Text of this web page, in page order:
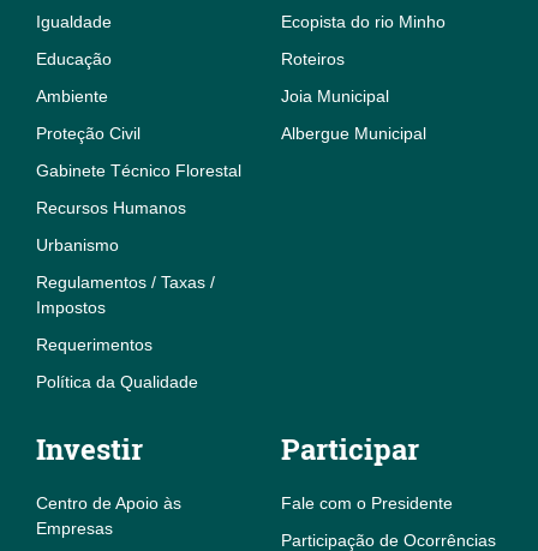
Igualdade
Educação
Ambiente
Proteção Civil
Gabinete Técnico Florestal
Recursos Humanos
Urbanismo
Regulamentos / Taxas /
Impostos
Requerimentos
Política da Qualidade
Ecopista do rio Minho
Roteiros
Joia Municipal
Albergue Municipal
Investir
Centro de Apoio às
Empresas
Participar
Fale com o Presidente
Participação de Ocorrências